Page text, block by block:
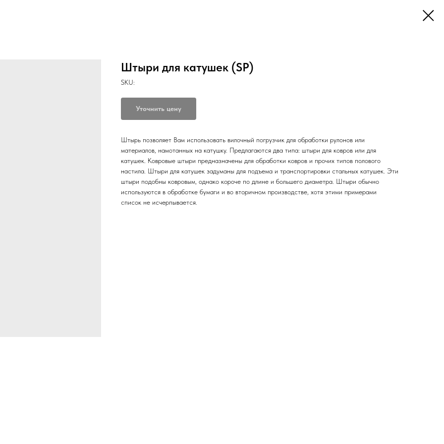
Штыри для катушек (SP)
SKU:
Уточнить цену
Штырь позволяет Вам использовать вилочный погрузчик для обработки рулонов или
материалов, намотанных на катушку. Предлагаются два типа: штыри для ковров или для
катушек. Ковровые штыри предназначены для обработки ковров и прочих типов полового
настила. Штыри для катушек задуманы для подъема и транспортировки стальных катушек. Эти
штыри подобны ковровым, однако короче по длине и большего диаметра. Штыри обычно
используются в обработке бумаги и во вторичном производстве, хотя этими примерами
список не исчерпывается.